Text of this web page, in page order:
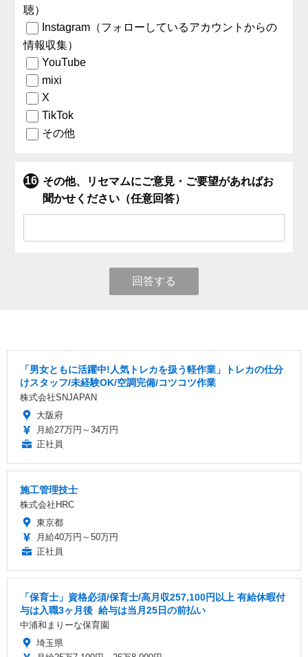
聴）
Instagram（フォローしているアカウントからの
情報収集）
YouTube
mixi
X
TikTok
その他
その他、リセマムにご意見・ご要望があればお
聞かせください（任意回答）
回答する
「男女ともに活躍中!人気トレカを扱う軽作業」トレカの仕分
けスタッフ/未経験OK/空調完備/コツコツ作業
株式会社SNJAPAN
大阪府
月給27万円～34万円
正社員
施工管理技士
株式会社HRC
東京都
月給40万円～50万円
正社員
「保育士」資格必須/保育士/️高月収257,100円以上 ️有給休暇付
与は入職3ヶ月後 ️ 給与は当月25日の前払い
中浦和まりーな保育園
埼玉県